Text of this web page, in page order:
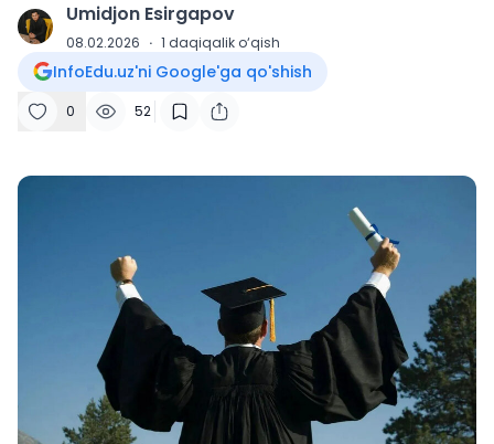
U Umidjon Esirgapov
08.02.2026 · 1 daqiqalik o‘qish
InfoEdu.uz'ni Google'ga qo'shish
0 52